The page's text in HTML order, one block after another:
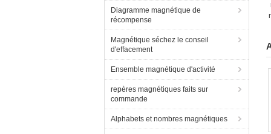
Diagramme magnétique de
récompense
Magnétique séchez le conseil
d'effacement
Ensemble magnétique d'activité
repères magnétiques faits sur
commande
Alphabets et nombres magnétiques